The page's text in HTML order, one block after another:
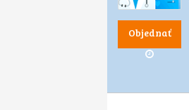
Objednať